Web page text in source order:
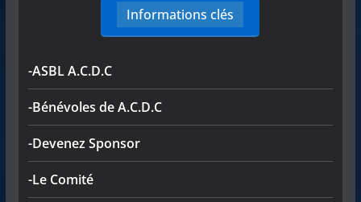
Informations clés
-ASBL A.C.D.C
-Bénévoles de A.C.D.C
-Devenez Sponsor
-Le Comité